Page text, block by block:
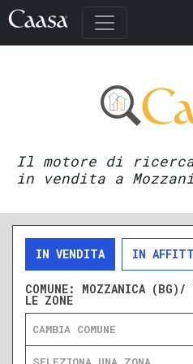
Il motore di
in vendita a
IN VENDITA IN
COMUNE: MOZZANICA (BG)/
LE ZONE
CAMBIA COMUNE